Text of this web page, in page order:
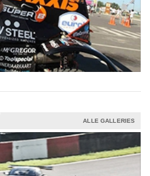
ALLE GALLERIES